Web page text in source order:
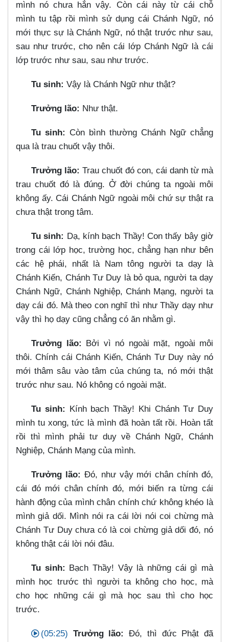
mình nó chưa hẳn vậy. Còn cái này từ cái chỗ
mình tu tập rồi mình sử dụng cái Chánh Ngữ, nó
mới thực sự là Chánh Ngữ, nó thật trước như sau,
sau như trước, cho nên cái lớp Chánh Ngữ là cái
lớp trước như sau, sau như trước.
Tu sinh: Vậy là Chánh Ngữ như thật?
Trưởng lão: Như thật.
Tu sinh: Còn bình thường Chánh Ngữ chẳng
qua là trau chuốt vậy thôi.
Trưởng lão: Trau chuốt đó con, cái danh từ mà
trau chuốt đó là đúng. Ở đời chúng ta ngoài môi
không ấy. Cái Chánh Ngữ ngoài môi chứ sự thật ra
chưa thật trong tâm.
Tu sinh: Dạ, kính bạch Thầy! Con thấy bây giờ
trong cái lớp học, trường học, chẳng hạn như bên
các hệ phái, nhất là Nam tông người ta dạy là
Chánh Kiến, Chánh Tư Duy là bỏ qua, người ta dạy
Chánh Ngữ, Chánh Nghiệp, Chánh Mạng, người ta
dạy cái đó. Mà theo con nghĩ thì như Thầy dạy như
vậy thì họ dạy cũng chẳng có ăn nhằm gì.
Trưởng lão: Bởi vì nó ngoài mặt, ngoài môi
thôi. Chính cái Chánh Kiến, Chánh Tư Duy này nó
mới thâm sâu vào tâm của chúng ta, nó mới thật
trước như sau. Nó không có ngoài mặt.
Tu sinh: Kính bạch Thầy! Khi Chánh Tư Duy
mình tu xong, tức là mình đã hoàn tất rồi. Hoàn tất
rồi thì mình phải tư duy về Chánh Ngữ, Chánh
Nghiệp, Chánh Mạng của mình.
Trưởng lão: Đó, như vậy mới chân chính đó,
cái đó mới chân chính đó, mới biến ra từng cái
hành động của mình chân chính chứ không khéo là
mình giả dối. Mình nói ra cái lời nói coi chừng mà
Chánh Tư Duy chưa có là coi chừng giả dối đó, nó
không thật cái lời nói đâu.
Tu sinh: Bạch Thầy! Vậy là những cái gì mà
mình học trước thì người ta không cho học, mà
cho học những cái gì mà học sau thì cho học
trước.
(05:25) Trưởng lão:
Đó, thì đức Phật đã